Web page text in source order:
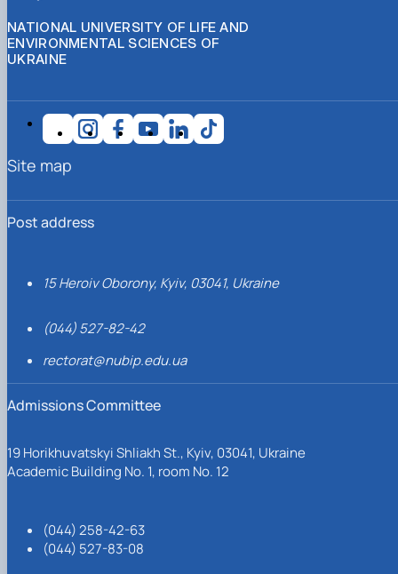
NATIONAL UNIVERSITY OF LIFE AND
ENVIRONMENTAL SCIENCES OF
UKRAINE
Post address
15 Heroiv Oborony, Kyiv, 03041, Ukraine
(044) 527-82-42
rectorat@nubip.edu.ua
Admissions Committee
19 Horikhuvatskyi Shliakh St., Kyiv, 03041, Ukraine
Academic Building No. 1, room No. 12
(044) 258-42-63
(044) 527-83-08
Site map